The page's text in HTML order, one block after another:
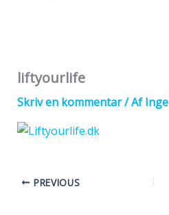
liftyourlife
Skriv en kommentar/ AfInge
PREVIOUS